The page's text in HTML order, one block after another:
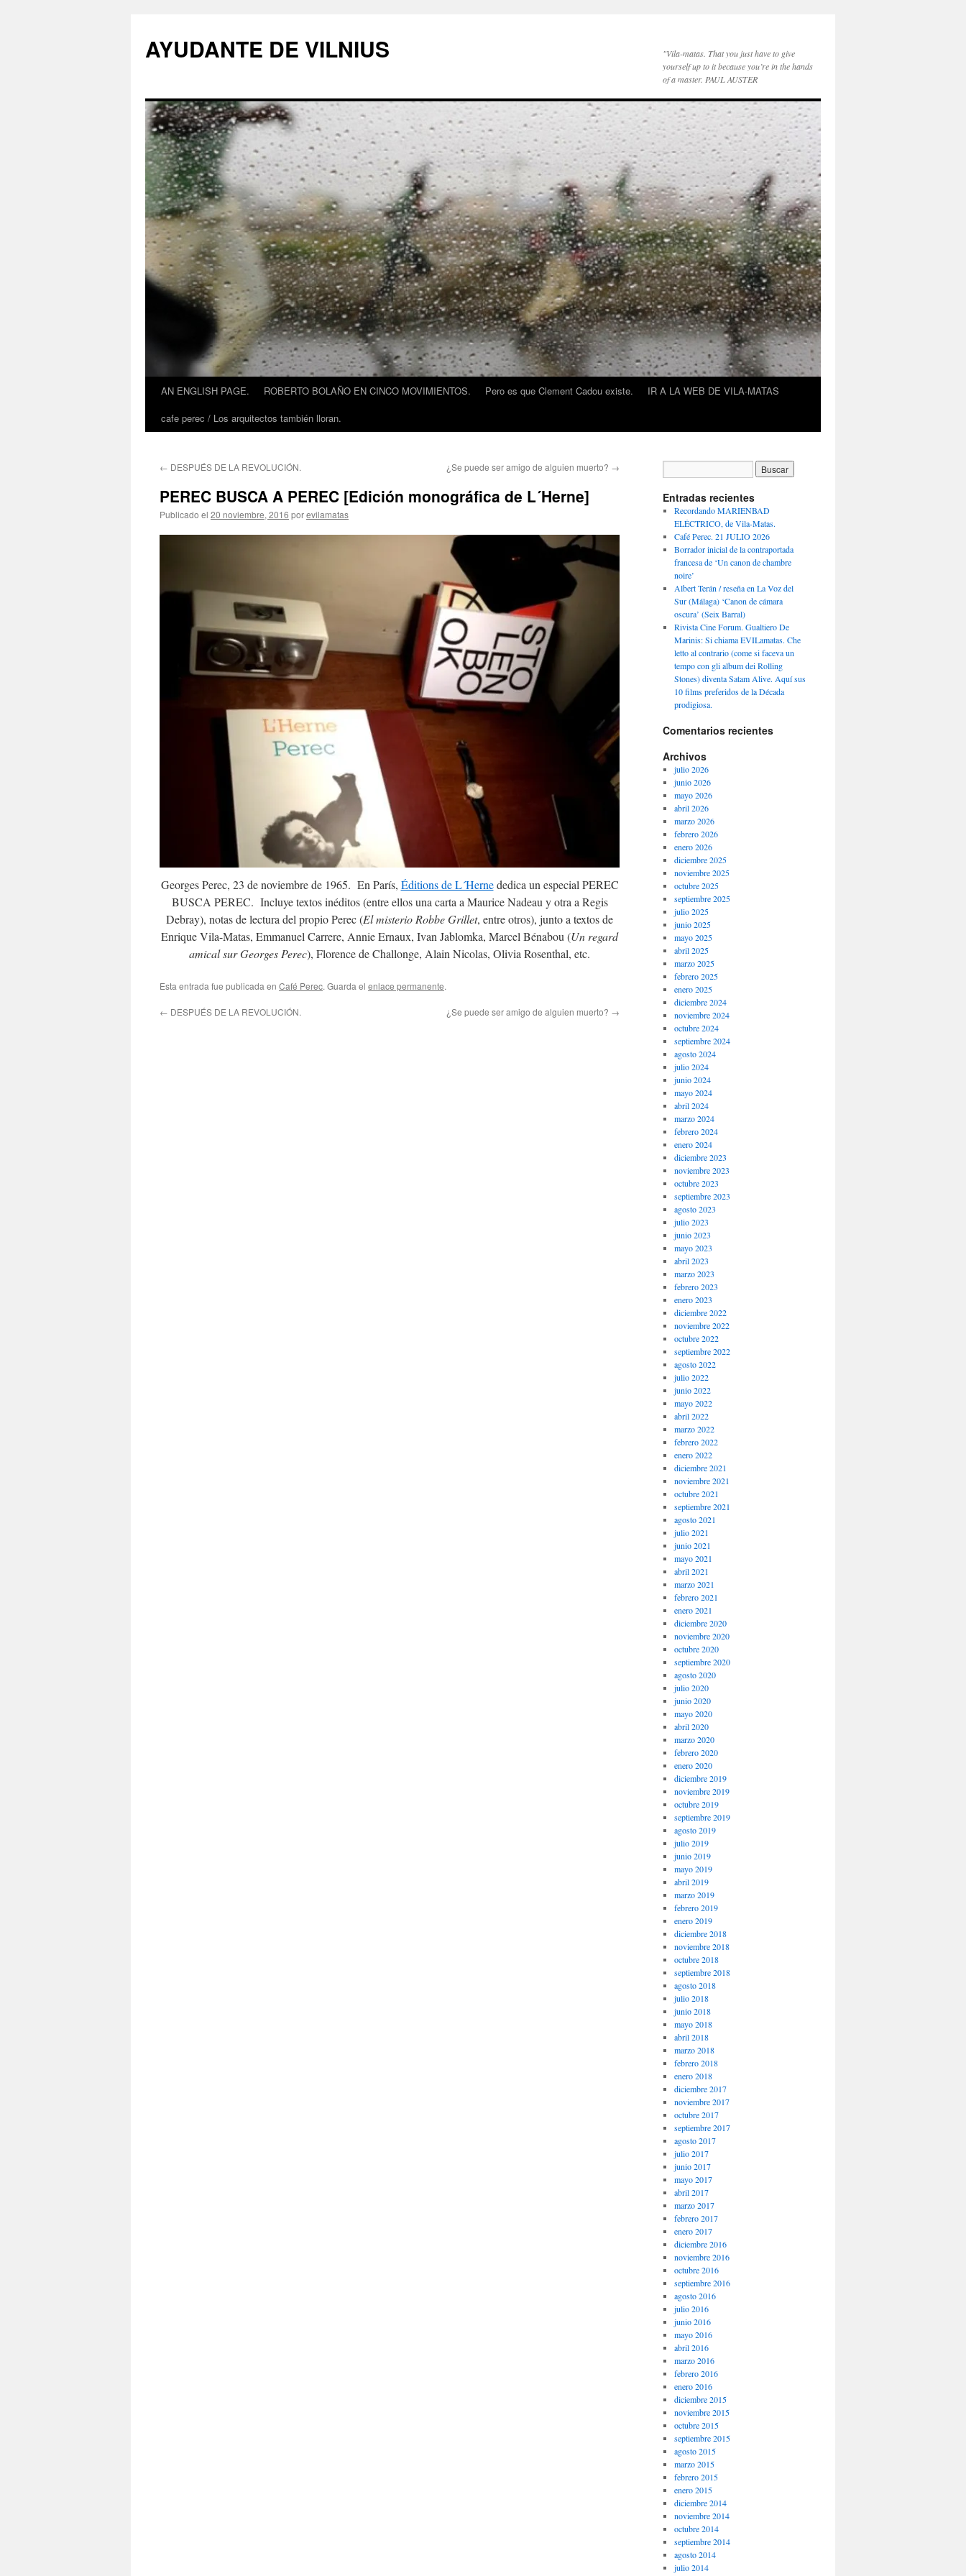
AYUDANTE DE VILNIUS
"Vila-matas. That you just have to give
yourself up to it because you’re in the hands
of a master. PAUL AUSTER
AN ENGLISH PAGE. ROBERTO BOLAÑO EN CINCO MOVIMIENTOS. Pero es que Clement Cadou existe.
IR A LA WEB DE VILA-MATAS
cafe perec / Los arquitectos también lloran.
← DESPUÉS DE LA REVOLUCIÓN. ¿Se puede ser amigo de alguien muerto? →
PEREC BUSCA A PEREC [Edición monográfica de L´Herne]
Publicado el 20 noviembre, 2016 porevilamatas
Georges Perec, 23 de noviembre de 1965. En París, Éditions de L´Hernededica un especial PEREC
BUSCA PEREC. Incluye textos inéditos (entre ellos una carta a Maurice Nadeau y otra a Regis
Debray), notas de lectura del propio Perec (El misterio Robbe Grillet, entre otros), junto a textos de
Enrique Vila-Matas, Emmanuel Carrere, Annie Ernaux, Ivan Jablomka, Marcel Bénabou (Un regard
amical sur Georges Perec), Florence de Challonge, Alain Nicolas, Olivia Rosenthal, etc.
Esta entrada fue publicada en Café Perec. Guarda el enlace permanente.
← DESPUÉS DE LA REVOLUCIÓN. ¿Se puede ser amigo de alguien muerto? →
Entradas recientes
Recordando MARIENBAD
ELÉCTRICO, de Vila-Matas.
Café Perec. 21 JULIO 2026
Borrador inicial de la contraportada
francesa de ‘Un canon de chambre
noire’
Albert Terán / reseña en La Voz del
Sur (Málaga) ‘Canon de cámara
oscura’ (Seix Barral)
Rivista Cine Forum. Gualtiero De
Marinis: Si chiama EVILamatas. Che
letto al contrario (come si faceva un
tempo con gli album dei Rolling
Stones) diventa Satam Alive. Aquí sus
10 films preferidos de la Década
prodigiosa.
Comentarios recientes
Archivos
julio 2026
junio 2026
mayo 2026
abril 2026
marzo 2026
febrero 2026
enero 2026
diciembre 2025
noviembre 2025
octubre 2025
septiembre 2025
julio 2025
junio 2025
mayo 2025
abril 2025
marzo 2025
febrero 2025
enero 2025
diciembre 2024
noviembre 2024
octubre 2024
septiembre 2024
agosto 2024
julio 2024
junio 2024
mayo 2024
abril 2024
marzo 2024
febrero 2024
enero 2024
diciembre 2023
noviembre 2023
octubre 2023
septiembre 2023
agosto 2023
julio 2023
junio 2023
mayo 2023
abril 2023
marzo 2023
febrero 2023
enero 2023
diciembre 2022
noviembre 2022
octubre 2022
septiembre 2022
agosto 2022
julio 2022
junio 2022
mayo 2022
abril 2022
marzo 2022
febrero 2022
enero 2022
diciembre 2021
noviembre 2021
octubre 2021
septiembre 2021
agosto 2021
julio 2021
junio 2021
mayo 2021
abril 2021
marzo 2021
febrero 2021
enero 2021
diciembre 2020
noviembre 2020
octubre 2020
septiembre 2020
agosto 2020
julio 2020
junio 2020
mayo 2020
abril 2020
marzo 2020
febrero 2020
enero 2020
diciembre 2019
noviembre 2019
octubre 2019
septiembre 2019
agosto 2019
julio 2019
junio 2019
mayo 2019
abril 2019
marzo 2019
febrero 2019
enero 2019
diciembre 2018
noviembre 2018
octubre 2018
septiembre 2018
agosto 2018
julio 2018
junio 2018
mayo 2018
abril 2018
marzo 2018
febrero 2018
enero 2018
diciembre 2017
noviembre 2017
octubre 2017
septiembre 2017
agosto 2017
julio 2017
junio 2017
mayo 2017
abril 2017
marzo 2017
febrero 2017
enero 2017
diciembre 2016
noviembre 2016
octubre 2016
septiembre 2016
agosto 2016
julio 2016
junio 2016
mayo 2016
abril 2016
marzo 2016
febrero 2016
enero 2016
diciembre 2015
noviembre 2015
octubre 2015
septiembre 2015
agosto 2015
marzo 2015
febrero 2015
enero 2015
diciembre 2014
noviembre 2014
octubre 2014
septiembre 2014
agosto 2014
julio 2014